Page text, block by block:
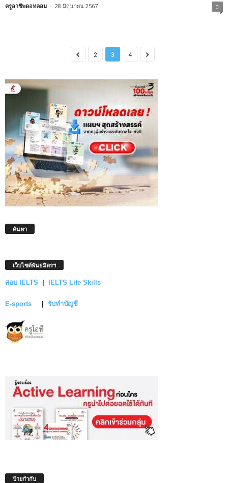
ครูอาชีพดอทคอม - 28 มิถุนายน 2567 0
2 3 4
ค้นหา
เว็บไซต์พันธมิตรฯ
สอบ IELTS IELTS Life Skills
E-sports รับทำบัญชี
ป้ายกำกับ